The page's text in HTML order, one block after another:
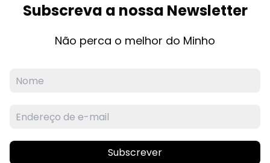
Subscreva a nossa Newsletter
Não perca o melhor do Minho
Subscrever